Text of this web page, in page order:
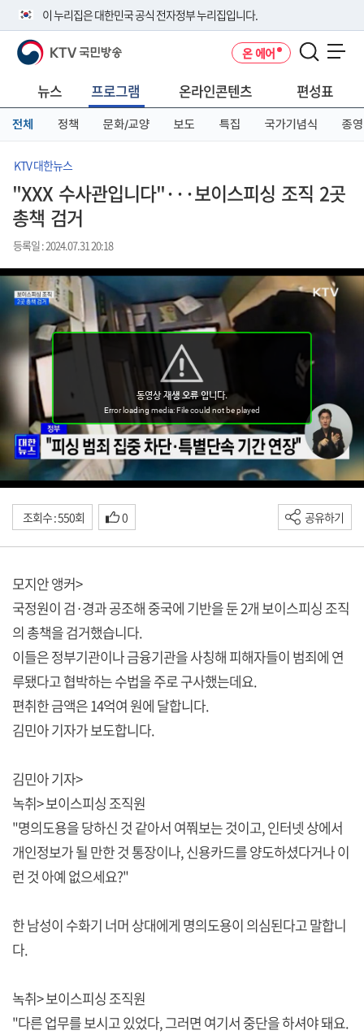
이 누리집은 대한민국 공식 전자정부 누리집입니다.
공식 누리집 주소 확인하기
니다.
이밖에 or.kr 또는 .kr등 다른 도메인 주소를 사용하고 있다면 아래 URL에
서 도메인 주소를 확인해 보세요
KTV 국민방송 온 에어
뉴스 프로그램 온라인콘텐츠 편성표
전체 정책 문화/교양 보도 특집 국가기념식 종영
KTV 대한뉴스
"XXX 수사관입니다"···보이스피싱 조직 2곳
총책 검거
등록일 : 2024.07.31 20:18
조회수 : 550회 0 공유하기
모지안 앵커>
국정원이 검·경과 공조해 중국에 기반을 둔 2개 보이스피싱 조직
의 총책을 검거했습니다.
이들은 정부기관이나 금융기관을 사칭해 피해자들이 범죄에 연
루됐다고 협박하는 수법을 주로 구사했는데요.
편취한 금액은 14억여 원에 달합니다.
김민아 기자가 보도합니다.
김민아 기자>
녹취> 보이스피싱 조직원
"명의도용을 당하신 것 같아서 여쭤보는 것이고, 인터넷 상에서
개인정보가 될 만한 것 통장이나, 신용카드를 양도하셨다거나 이
런 것 아예 없으세요?"
한 남성이 수화기 너머 상대에게 명의도용이 의심된다고 말합니
다.
녹취> 보이스피싱 조직원
"다른 업무를 보시고 있었다, 그러면 여기서 중단을 하셔야 돼요.